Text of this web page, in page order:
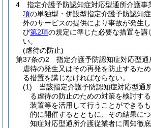
4
指定介護予防認知症対応型通所介護事
項の単独型・併設型指定介護予防認知
外のサービスの提供により事故が発生し
び第2項の規定に準じた必要な措置を講
い。
(虐待の防止)
第37条の2
指定介護予防認知症対応型通
虐待の発生又はその再発を防止するため
る措置を講じなければならない。
(1)
当該指定介護予防認知症対応型通
る虐待の防止のための対策を検討す
装置等を活用して行うことができる
的に開催するとともに、その結果に
知症対応型通所介護従業者に周知徹底